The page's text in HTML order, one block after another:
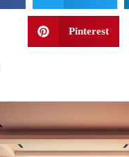
Pinterest